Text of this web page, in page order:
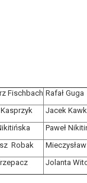
Fischbach Rafał Guga
Jacek
Paweł
Robak
Jolanta